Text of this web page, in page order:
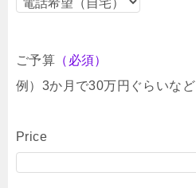
ご予算 （必須）
例）3か月で30万円ぐらいなど
Price